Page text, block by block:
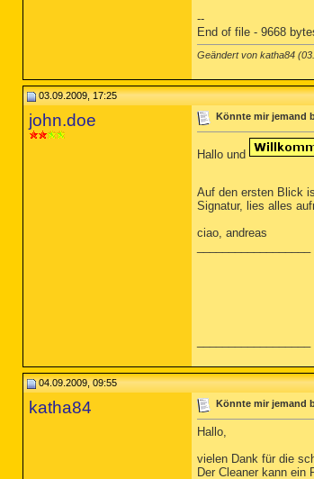
--
End of file - 9668
Geändert von katha84
03.09.2009, 17:25
john.doe Könnte mir jemand
Hallo und
Auf den ersten Blick
Signatur, lies alles
ciao, andreas
04.09.2009, 09:55
katha84 Könnte mir jemand
Hallo,
vielen Dank für die
Der Cleaner kann ein